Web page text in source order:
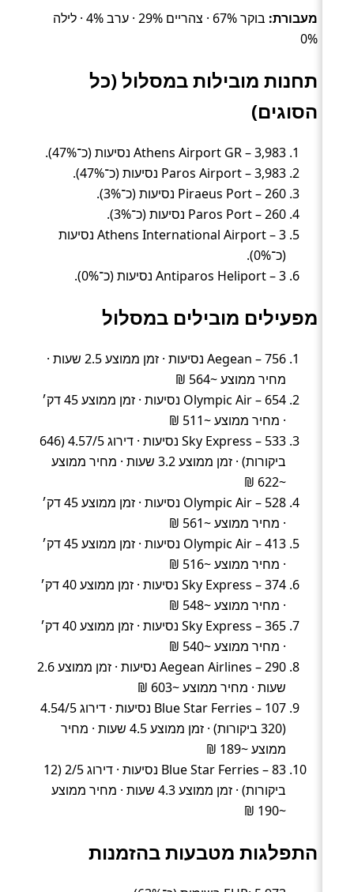
מעבורת:
בוקר 67% · צהריים 29% · ערב 4% · לילה
0%
תחנות מובילות במסלול (כל
הסוגים)
Athens Airport GR – 3,983 נסיעות (כ־47%).
Paros Airport – 3,983 נסיעות (כ־47%).
Piraeus Port – 260 נסיעות (כ־3%).
Paros Port – 260 נסיעות (כ־3%).
Athens International Airport – 3 נסיעות
(כ־0%).
Antiparos Heliport – 3 נסיעות (כ־0%).
מפעילים מובילים במסלול
Aegean – 756 נסיעות · זמן ממוצע 2.5 שעות ·
מחיר ממוצע ~564 ₪
Olympic Air – 654 נסיעות · זמן ממוצע 45 דק׳
· מחיר ממוצע ~511 ₪
Sky Express – 533 נסיעות · דירוג 4.57/5 (646
ביקורות) · זמן ממוצע 3.2 שעות · מחיר ממוצע
~622 ₪
Olympic Air – 528 נסיעות · זמן ממוצע 45 דק׳
· מחיר ממוצע ~561 ₪
Olympic Air – 413 נסיעות · זמן ממוצע 45 דק׳
· מחיר ממוצע ~516 ₪
Sky Express – 374 נסיעות · זמן ממוצע 40 דק׳
· מחיר ממוצע ~548 ₪
Sky Express – 365 נסיעות · זמן ממוצע 40 דק׳
· מחיר ממוצע ~540 ₪
Aegean Airlines – 290 נסיעות · זמן ממוצע 2.6
שעות · מחיר ממוצע ~603 ₪
Blue Star Ferries – 107 נסיעות · דירוג 4.54/5
(320 ביקורות) · זמן ממוצע 4.5 שעות · מחיר
ממוצע ~189 ₪
Blue Star Ferries – 83 נסיעות · דירוג 2/5 (12
ביקורות) · זמן ממוצע 4.3 שעות · מחיר ממוצע
~190 ₪
התפלגות מטבעות בהזמנות